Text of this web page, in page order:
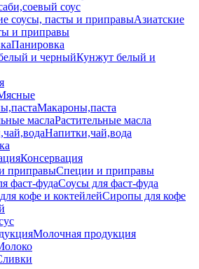
соус
Азиатские
и приправы
Панировка
Кунжут белый и
Макароны,паста
Растительные масла
Напитки,чай,вода
Консервация
Специи и приправы
Соусы для фаст-фуда
Сиропы для кофе
Молочная продукция